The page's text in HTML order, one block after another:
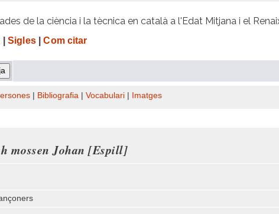
de la ciència i la tècnica en català a l'Edat Mitjana i el
Sigles| Com citar
Bibliografia Vocabulari Imatges
mossen Johan [Espill]